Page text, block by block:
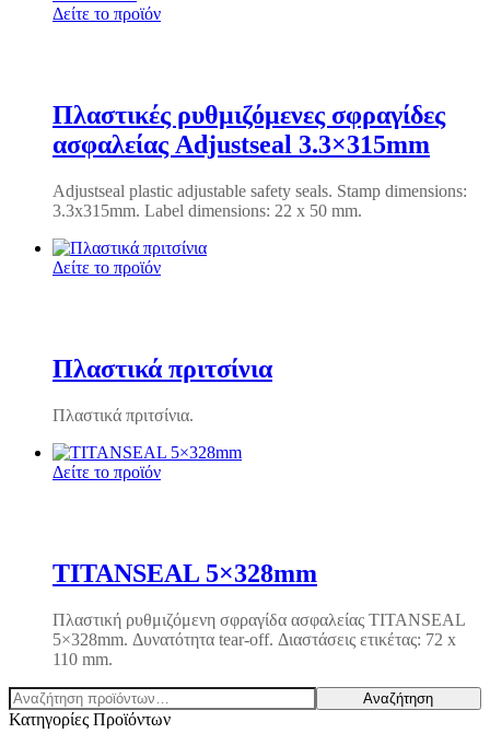
Δείτε το προϊόν
Πλαστικές ρυθμιζόμενες σφραγίδες
ασφαλείας Adjustseal 3.3×315mm
Adjustseal plastic adjustable safety seals. Stamp dimensions:
3.3x315mm. Label dimensions: 22 x 50 mm.
Δείτε το προϊόν
Πλαστικά πριτσίνια
Πλαστικά πριτσίνια.
Δείτε το προϊόν
TITANSEAL 5×328mm
Πλαστική ρυθμιζόμενη σφραγίδα ασφαλείας TITANSEAL
5×328mm. Δυνατότητα tear-off. Διαστάσεις ετικέτας: 72 x
110 mm.
Αναζήτηση
για:
Αναζήτηση
Κατηγορίες Προϊόντων